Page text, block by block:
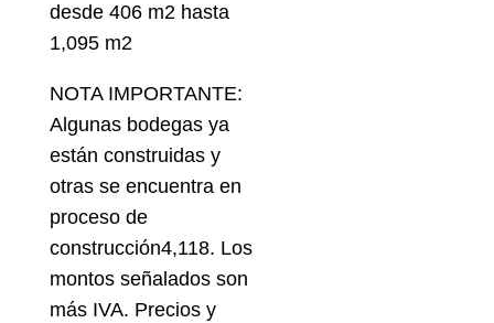
desde 406 m2 hasta
1,095 m2
NOTA IMPORTANTE:
Algunas bodegas ya
están construidas y
otras se encuentra en
proceso de
construcción4,118. Los
montos señalados son
más IVA. Precios y